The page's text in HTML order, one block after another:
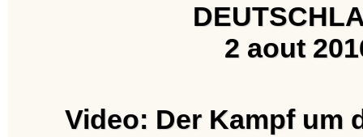
2 aout
Video: Der Kampf um